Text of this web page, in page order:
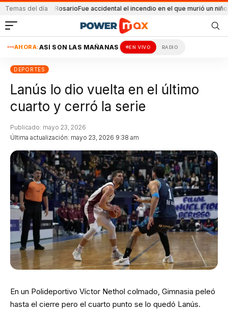
Temas del día
en Rosario Fue accidental el incendio en el que murió un niño
AHORA:ASÍ SON LAS MAÑANAS EN VIVO RADIO
DEPORTES
Lanús lo dio vuelta en el último
cuarto y cerró la serie
Última actualización: mayo 23, 2026 9:38 am
Publicado: mayo 23, 2026
En un Polideportivo Víctor Nethol colmado, Gimnasia peleó
hasta el cierre pero el cuarto punto se lo quedó Lanús.